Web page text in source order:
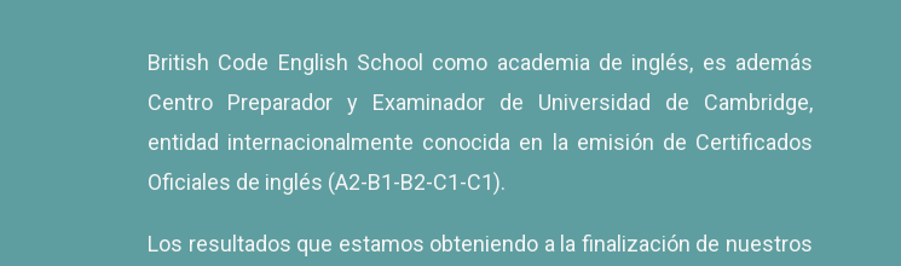
British Code English School como academia de inglés, es además
Centro Preparador y Examinador de Universidad de Cambridge,
entidad internacionalmente conocida en la emisión de Certificados
Oficiales de inglés (A2-B1-B2-C1-C1).
Los resultados que estamos obteniendo a la finalización de nuestros